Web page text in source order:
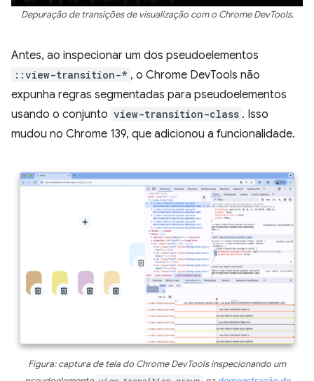
Depuração de transições de visualização com o Chrome DevTools.
Antes, ao inspecionar um dos pseudoelementos
::view-transition-* , o Chrome DevTools não
expunha regras segmentadas para pseudoelementos
usando o conjunto view-transition-class . Isso
mudou no Chrome 139, que adicionou a funcionalidade.
Figura: captura de tela do Chrome DevTools inspecionando um